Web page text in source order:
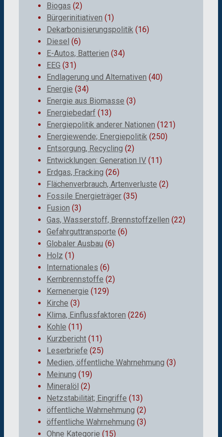
Biogas (2)
Bürgerinitiativen (1)
Dekarbonisierungspolitik (16)
Diesel (6)
E-Autos, Batterien (34)
EEG (31)
Endlagerung und Alternativen (40)
Energie (34)
Energie aus Biomasse (3)
Energiebedarf (13)
Energiepolitik anderer Nationen (121)
Energiewende; Energiepolitik (250)
Entsorgung, Recycling (2)
Entwicklungen: Generation IV (11)
Erdgas, Fracking (26)
Flächenverbrauch, Artenverluste (2)
Fossile Energieträger (35)
Fusion (3)
Gas, Wasserstoff, Brennstoffzellen (22)
Gefahrguttransporte (6)
Globaler Ausbau (6)
Holz (1)
Internationales (6)
Kernbrennstoffe (2)
Kernenergie (129)
Kirche (3)
Klima, Einflussfaktoren (226)
Kohle (11)
Kurzbericht (11)
Leserbriefe (25)
Medien, öffentliche Wahrnehmung (3)
Meinung (19)
Mineralöl (2)
Netzstabilität; Eingriffe (13)
öffentliche Wahrnehmung (2)
öffentliche Wahrnehmung (3)
Ohne Kategorie (15)